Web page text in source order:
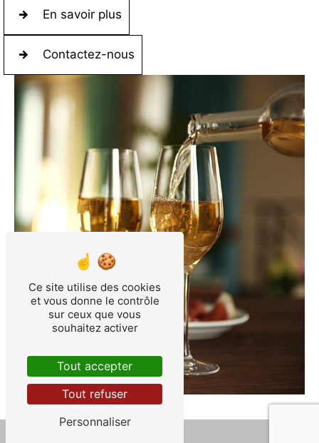
En savoir plus
Contactez-nous
Ce site utilise des cookies
et vous donne le contrôle
sur ceux que vous
souhaitez activer
Tout accepter
Tout refuser
Personnaliser